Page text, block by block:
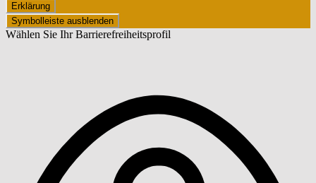
Erklärung
Symbolleiste ausblenden
Wählen Sie Ihr Barrierefreiheitsprofil